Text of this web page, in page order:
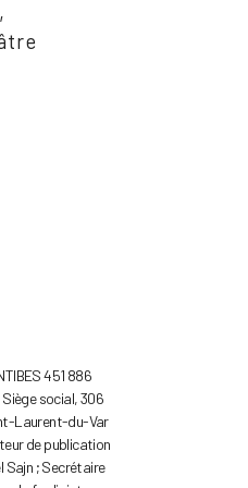
451 886
social, 306
Laurent-du-Var
de publication
Sajn ; Secrétaire